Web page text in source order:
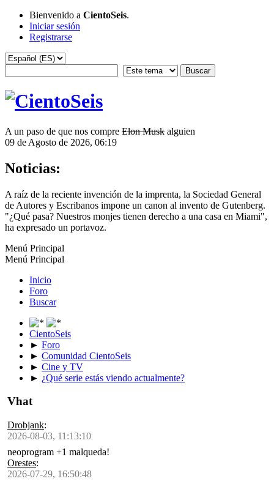
Bienvenido a CientoSeis.
Iniciar sesión
Registrarse
A un paso de que nos compre Elon Musk alguien
09 de Agosto de 2026, 06:19
Noticias:
A raíz de la reciente invención de la imprenta, la Sociedad General
de Autores y Escribanos impone un canon al invento de Gutenberg.
"¿Qué pasa? Nuestros monjes tienen derecho a una casa en Miami",
ha expresado un portavoz.
Menú Principal
Menú Principal
Inicio
Foro
Buscar
CientoSeis
► Foro
► Comunidad CientoSeis
► Cine y TV
► ¿Qué serie estás viendo actualmente?
Vhat
Drobjank:
2026-08-03, 11:13:10
neoprogram +1 malqueda!
Orestes:
2026-07-29, 16:50:48